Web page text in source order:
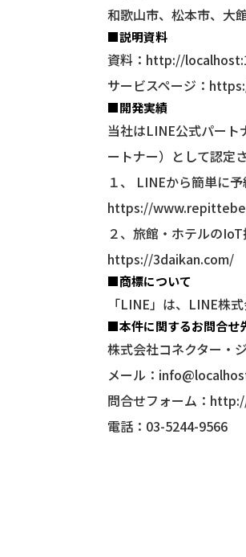
和歌山市、松本市、大
■説明資料
資料： http://
サービスページ：
■開発実績
当社はLINE公式パー
ートナー）として認定
１、 LINEから簡単に
https://
２、旅館・ホテルの
https://3daikan.com/
■商標について
「LINE」は、LINE株
■本件に関するお問合せ
株式会社コネクター
メール：
問合せフォーム：
電話：03-5244-9566